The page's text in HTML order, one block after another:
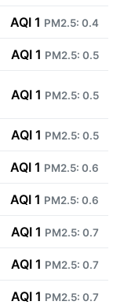
AQI 1 PM2.5: 0.4
AQI 1 PM2.5: 0.5
AQI 1 PM2.5: 0.5
AQI 1 PM2.5: 0.5
AQI 1 PM2.5: 0.6
AQI 1 PM2.5: 0.6
AQI 1 PM2.5: 0.7
AQI 1 PM2.5: 0.7
AQI 1 PM2.5: 0.7